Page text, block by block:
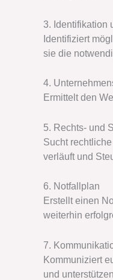
3. Identifikation
Identifiziert
sie die
4.
Ermittelt den
5. Rechts- und
Sucht
verläuft und
6. Notfallplan
Erstellt einen
weiterhin
7.
Kommuniziert
und